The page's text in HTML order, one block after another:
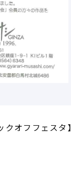
オフフェスタ】